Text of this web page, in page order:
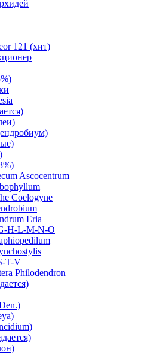
121 (хит)
Ascocentrum
Coelogyne
Eria
H-L-M-N-O
T-V
Philodendron